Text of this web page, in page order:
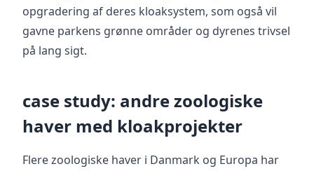
opgradering af deres kloaksystem, som også vil
gavne parkens grønne områder og dyrenes trivsel
på lang sigt.
case study: andre zoologiske
haver med kloakprojekter
Flere zoologiske haver i Danmark og Europa har